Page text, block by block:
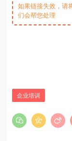
如果链接失效，
们会帮您处理
企业培训